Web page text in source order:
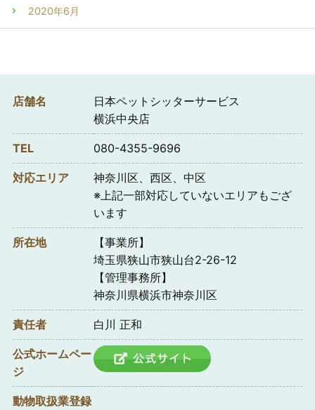
2020年6月
店舗名
日本ペットシッターサービス
横浜中央店
TEL 080-4355-9696
対応エリア
神奈川区、西区、中区
※上記一部対応していないエリアもござ
います
所在地
【事業所】
埼玉県狭山市狭山台2-26-12
【管理事務所】
神奈川県横浜市神奈川区
責任者 白川 正和
公式ホームペー
ジ
動物取扱業登録